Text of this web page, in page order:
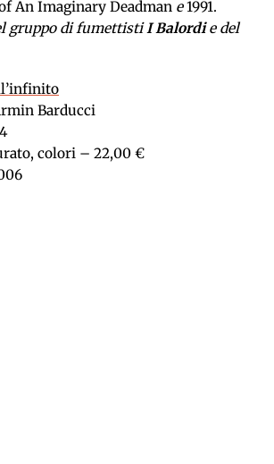
An Imaginary Deadman e1991.
gruppo di fumettistiI Balordie del
Barducci
colori – 22,00 €